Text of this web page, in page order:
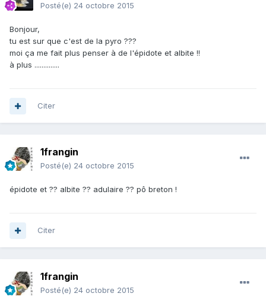
Posté(e) 24 octobre 2015
Bonjour,
tu est sur que c'est de la pyro ???
moi ça me fait plus penser à de l'épidote et albite !!
à plus ..............
Citer
1frangin
Posté(e) 24 octobre 2015
épidote et ?? albite ?? adulaire ?? pô breton !
Citer
1frangin
Posté(e) 24 octobre 2015